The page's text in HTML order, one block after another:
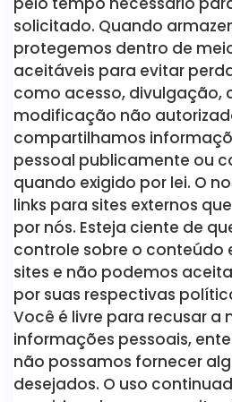
solicitado. Quando
protegemos dentro de
aceitáveis ​​para evitar
como acesso, divulgação,
modificação não
compartilhamos
pessoal publicamente ou
quando exigido por lei. O
links para sites externos
por nós. Esteja ciente de
controle sobre o conteúdo
sites e não podemos
por suas respectivas
Você é livre para recusar a
informações pessoais,
não possamos fornecer
desejados. O uso